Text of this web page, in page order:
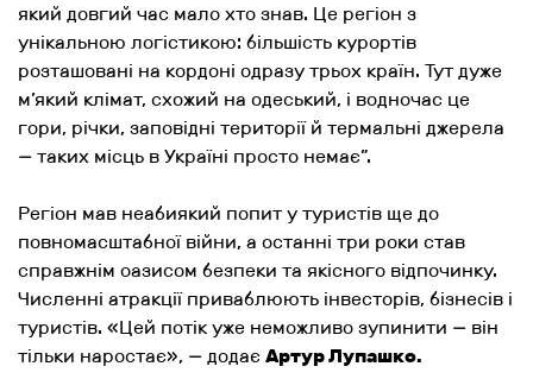
який довгий час мало хто знав. Це регіон з
унікальною логістикою: більшість курортів
розташовані на кордоні одразу трьох країн. Тут дуже
м’який клімат, схожий на одеський, і водночас це
гори, річки, заповідні території й термальні джерела
— таких місць в Україні просто немає”.
Регіон мав неабиякий попит у туристів ще до
повномасштабної війни, а останні три роки став
справжнім оазисом безпеки та якісного відпочинку.
Численні атракції приваблюють інвесторів, бізнесів і
туристів. «Цей потік уже неможливо зупинити — він
тільки наростає», — додає Артур Лупашко.